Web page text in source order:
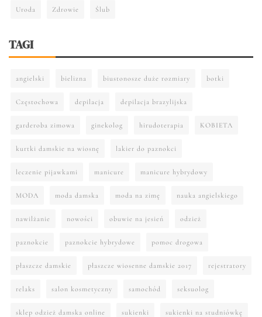
Uroda Zdrowie Ślub
TAGI
angielski bielizna biustonosze duże rozmiary botki
Częstochowa depilacja depilacja brazylijska
garderoba zimowa ginekolog hirudoterapia KOBIETA
kurtki damskie na wiosnę lakier do paznokci
leczenie pijawkami manicure manicure hybrydowy
MODA moda damska moda na zimę nauka angielskiego
nawilżanie nowości obuwie na jesień odzież
paznokcie paznokcie hybrydowe pomoc drogowa
płaszcze damskie płaszcze wiosenne damskie 2017 rejestratory
relaks salon kosmetyczny samochód seksuolog
sklep odzież damska online sukienki sukienki na studniówkę